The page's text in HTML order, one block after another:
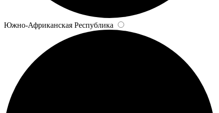
Южно-Африканская Республика